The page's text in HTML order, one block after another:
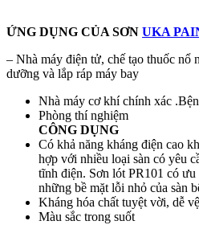
ỨNG DỤNG CỦA SƠN UKA
– Nhà máy điện tử, chế tạo thuốc nổ
dưỡng và lắp ráp máy bay
Nhà máy cơ khí chính xác
Phòng thí nghiệm
CÔNG DỤNG
Có khả năng kháng điện cao
hợp với nhiều loại sàn có yêu
tĩnh điện. Sơn lót PR101 có
những bề mặt lỗi nhỏ của sàn
Kháng hóa chất tuyệt vời, dễ
Màu sắc trong suốt